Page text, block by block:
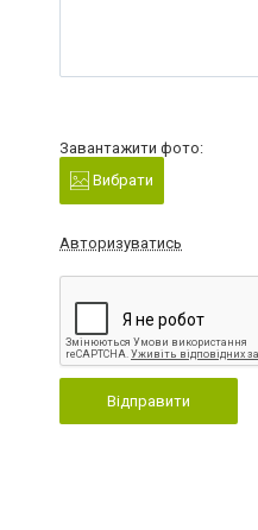
Завантажити фото:
Вибрати
Авторизуватись
Відправити